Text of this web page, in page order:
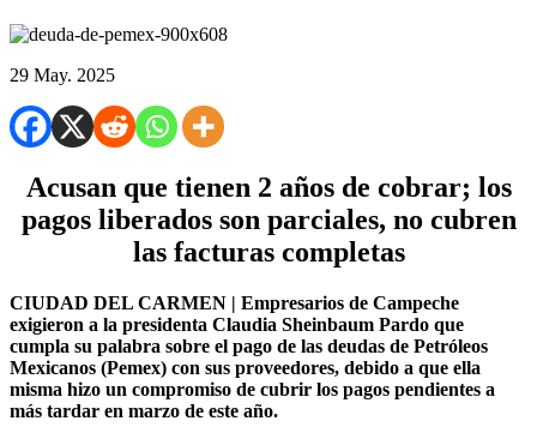
29 May. 2025
Acusan que tienen 2 años de cobrar; los
pagos liberados son parciales, no cubren
las facturas completas
CIUDAD DEL CARMEN | Empresarios de Campeche
exigieron a la presidenta Claudia Sheinbaum Pardo que
cumpla su palabra sobre el pago de las deudas de Petróleos
Mexicanos (Pemex) con sus proveedores, debido a que ella
misma hizo un compromiso de cubrir los pagos pendientes a
más tardar en marzo de este año.